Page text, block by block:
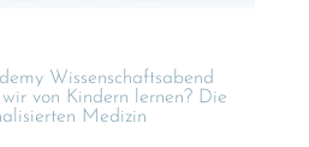
Wissen­schafts­abend
von Kindern lernen? Die
Medizin